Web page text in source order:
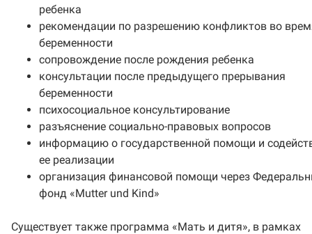
ребенка
рекомендации по разрешению конфликтов во
беременности
сопровождение после рождения ребенка
консультации после предыдущего прерывания
беременности
психосоциальное консультирование
разъяснение социально-правовых вопросов
информацию о государственной помощи и
ее реализации
организация финансовой помощи через
фонд «Mutter und Kind»
Существует также программа «Мать и дитя», в рамках